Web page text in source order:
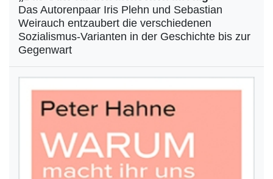
Das Autorenpaar Iris Plehn und Sebastian
Weirauch entzaubert die verschiedenen
Sozialismus-Varianten in der Geschichte bis zur
Gegenwart